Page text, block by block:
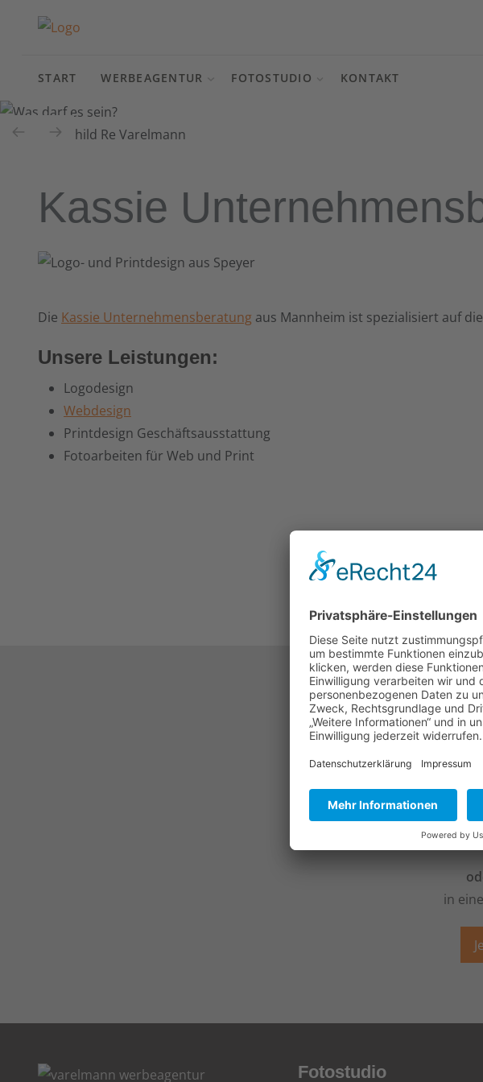
START WERBEAGENTUR FOTOSTUDIO KONTAKT
Kassie
Die Kassie Unternehmensberatung aus Mannheim ist spezialisiert auf
Unsere Leistungen:
Logodesign
Webdesign
Printdesign Geschäftsausstattung
Fotoarbeiten für Web und Print
Sie
für Ihr Unternehmen
in
Fotostudio